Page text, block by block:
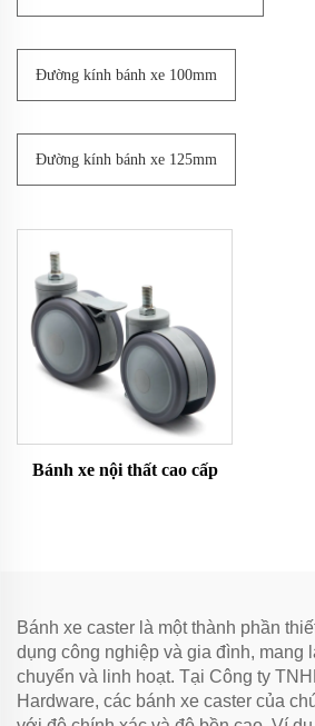
Đường kính bánh xe 100mm
Đường kính bánh xe 125mm
Bánh xe nội thất cao cấp
Bánh xe caster là một thành phần
dụng công nghiệp và gia đình, mang
chuyển và linh hoạt. Tại Công ty
Hardware, các bánh xe caster của